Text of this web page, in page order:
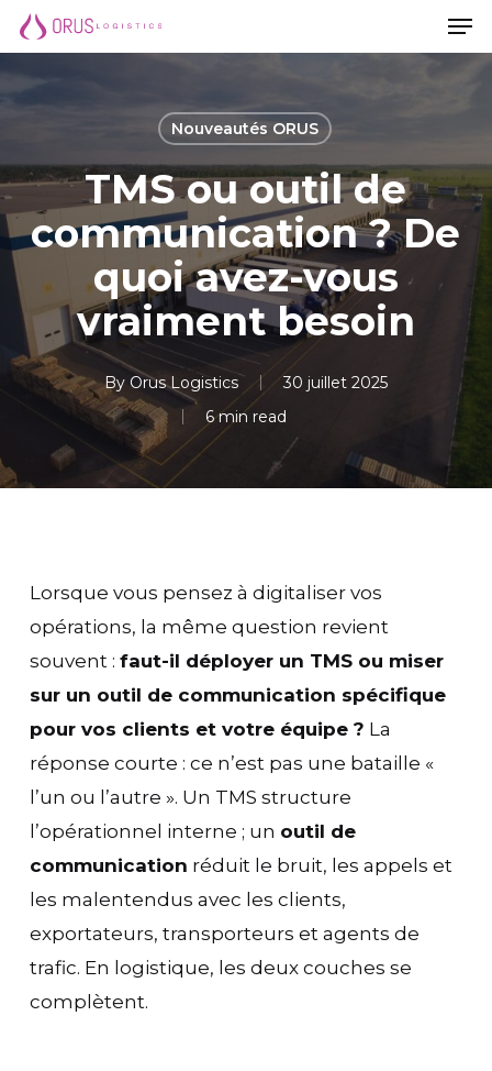
Skip
to
main
Nouveautés ORUS
TMS ou outil de
communication ? De
quoi avez-vous
vraiment besoin
By Orus Logistics
30 juillet 2025
6 min read
Lorsque vous pensez à digitaliser vos
opérations, la même question revient
souvent : faut-il déployer un TMS ou miser
sur un outil de communication spécifique
pour vos clients et votre équipe ? La
réponse courte : ce n’est pas une bataille «
l’un ou l’autre ». Un TMS structure
l’opérationnel interne ; un outil de
communication réduit le bruit, les appels et
les malentendus avec les clients,
exportateurs, transporteurs et agents de
trafic. En logistique, les deux couches se
complètent.
Menu